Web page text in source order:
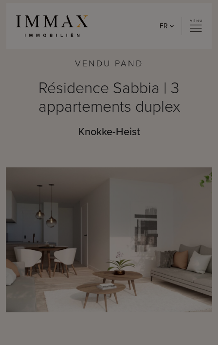
FR
VENDU PAND
Résidence Sabbia | 3
appartements duplex
Knokke-Heist